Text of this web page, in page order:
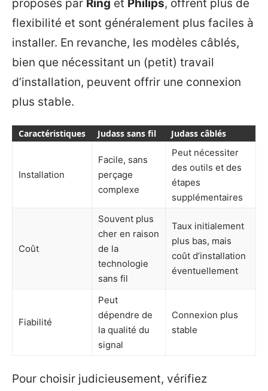
proposés par Ring et Philips, offrent plus de
flexibilité et sont généralement plus faciles à
installer. En revanche, les modèles câblés,
bien que nécessitant un (petit) travail
d’installation, peuvent offrir une connexion
plus stable.
Caractéristiques Judass sans fil Judass câblés
Installation
Facile, sans
perçage
complexe
Peut nécessiter
des outils et des
étapes
supplémentaires
Coût
Souvent plus
cher en raison
de la
technologie
sans fil
Taux initialement
plus bas, mais
coût d’installation
éventuellement
Fiabilité
Peut
dépendre de
la qualité du
signal
Connexion plus
stable
Pour choisir judicieusement, vérifiez